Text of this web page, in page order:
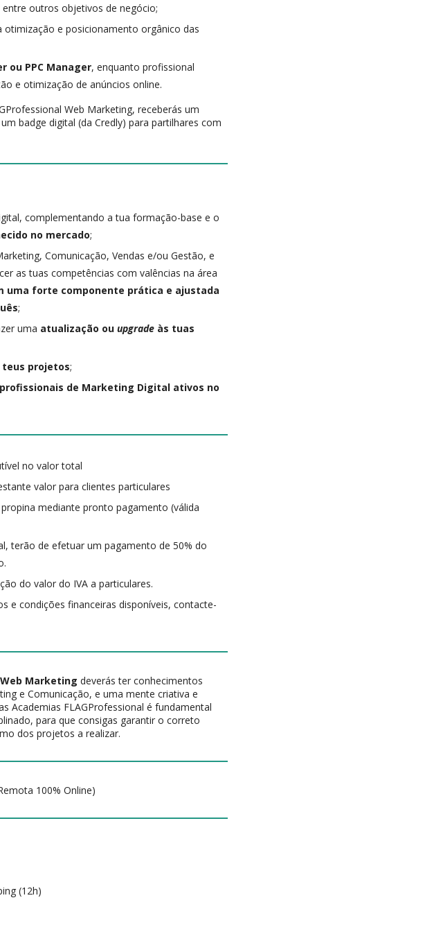
outros objetivos de negócio;
otimização e posicionamento orgânico das
ou PPC Manager, enquanto profissional
e otimização de anúncios online.
Web Marketing, receberás um
badge digital (da Credly) para partilhares com
complementando a tua formação-base e o
no mercado;
Comunicação, Vendas e/ou Gestão, e
as tuas competências com valências na área
uma forte componente prática e ajustada
;
uma atualização ouupgrade às tuas
teus projetos;
de Marketing Digital ativos no
no valor total
valor para clientes particulares
mediante pronto pagamento (válida
terão de efetuar um pagamento de 50% do
do valor do IVA a particulares.
e condições financeiras disponíveis, contacte-
Marketing deverás ter conhecimentos
e Comunicação, e uma mente criativa e
Academias FLAGProfessional é fundamental
para que consigas garantir o correto
dos projetos a realizar.
100% Online)
(12h)